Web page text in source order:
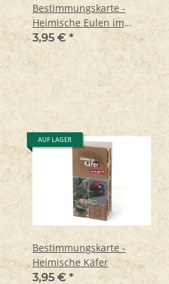
Bestimmungskarte -
Heimische Eulen im
Vergleich
3,95 € *
AUF LAGER
Bestimmungskarte -
Heimische Käfer
3,95 € *